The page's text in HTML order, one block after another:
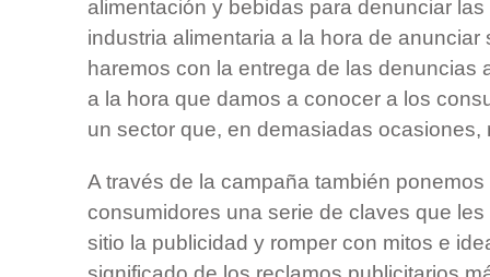
alimentación y bebidas para denunciar
industria alimentaria a la hora de anunciar
haremos con la entrega de las denuncias
a la hora que damos a conocer a los
un sector que, en demasiadas ocasiones,
A través de la campaña también
consumidores una serie de claves que
sitio la publicidad y romper con mitos e